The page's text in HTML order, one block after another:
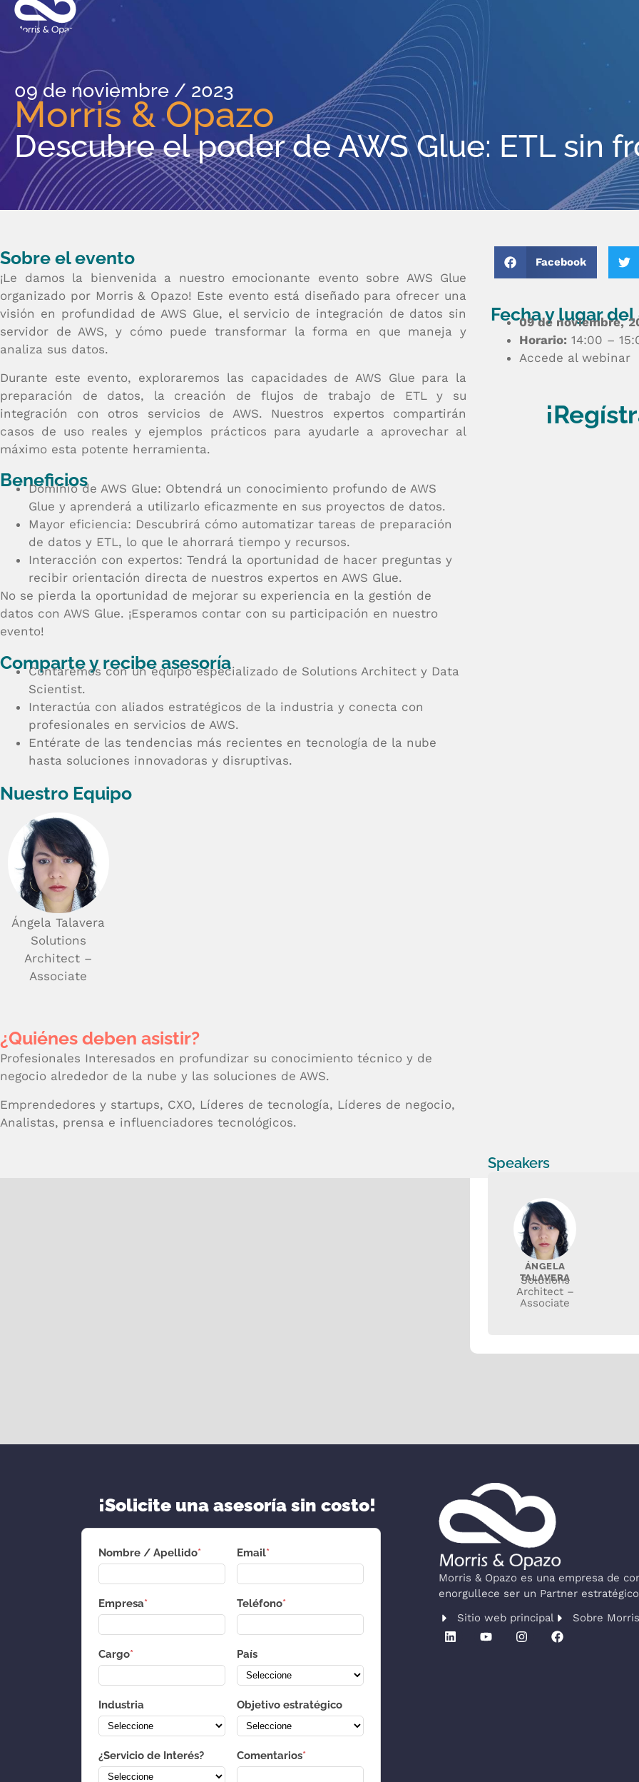
09 de noviembre / 2023
Morris & Opazo
Descubre el poder de AWS Glue: ETL sin
Sobre el evento
¡Le damos la bienvenida a nuestro emocionante evento sobre AWS Glue
organizado por Morris & Opazo! Este evento está diseñado para ofrecer una
visión en profundidad de AWS Glue, el servicio de integración de datos sin
servidor de AWS, y cómo puede transformar la forma en que maneja y
analiza sus datos.
Durante este evento, exploraremos las capacidades de AWS Glue para la
preparación de datos, la creación de flujos de trabajo de ETL y su
integración con otros servicios de AWS. Nuestros expertos compartirán
casos de uso reales y ejemplos prácticos para ayudarle a aprovechar al
máximo esta potente herramienta.
Beneficios
Dominio de AWS Glue: Obtendrá un conocimiento profundo de AWS
Glue y aprenderá a utilizarlo eficazmente en sus proyectos de datos.
Mayor eficiencia: Descubrirá cómo automatizar tareas de preparación
de datos y ETL, lo que le ahorrará tiempo y recursos.
Interacción con expertos: Tendrá la oportunidad de hacer preguntas y
recibir orientación directa de nuestros expertos en AWS Glue.
No se pierda la oportunidad de mejorar su experiencia en la gestión de
datos con AWS Glue. ¡Esperamos contar con su participación en nuestro
evento!
Comparte y recibe asesoría
Contaremos con un equipo especializado de Solutions Architect y Data
Scientist.
Interactúa con aliados estratégicos de la industria y conecta con
profesionales en servicios de AWS.
Entérate de las tendencias más recientes en tecnología de la nube
hasta soluciones innovadoras y disruptivas.
Nuestro Equipo
Ángela Talavera
Solutions
Architect –
Associate
¿Quiénes deben asistir?
Profesionales Interesados en profundizar su conocimiento técnico y de
negocio alrededor de la nube y las soluciones de AWS.
Emprendedores y startups, CXO, Líderes de tecnología, Líderes de negocio,
Analistas, prensa e influenciadores tecnológicos.
Facebook
Fecha y lugar
09 de noviembre,
Horario: 14:00 –
Accede al webinar
Speakers
ÁNGELA
TALAVERA
Solutions
Architect –
Associate
¡Solicite una asesoría sin costo!
Nombre / Apellido* Email*
Empresa* Teléfono*
Cargo* País
Industria Objetivo estratégico
¿Servicio de Interés? Comentarios*
Morris & Opazo es una empresa de
enorgullece ser un Partner
Sitio web principal
Sobre